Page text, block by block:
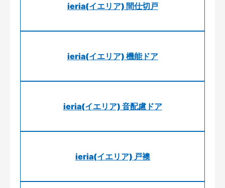
ieria(イエリア) 間仕切戸
ieria(イエリア) 機能ドア
ieria(イエリア) 音配慮ドア
ieria(イエリア) 戸襖